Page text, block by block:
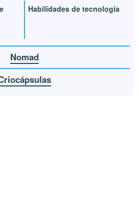
Habilidades de tecnología
Nomad